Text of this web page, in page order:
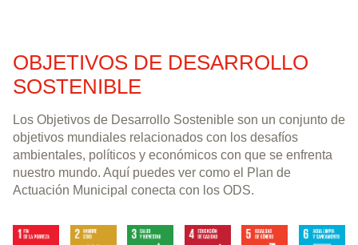
OBJETIVOS DE DESARROLLO
SOSTENIBLE
Los Objetivos de Desarrollo Sostenible son un conjunto de
objetivos mundiales relacionados con los desafíos
ambientales, políticos y económicos con que se enfrenta
nuestro mundo. Aquí puedes ver como el Plan de
Actuación Municipal conecta con los ODS.